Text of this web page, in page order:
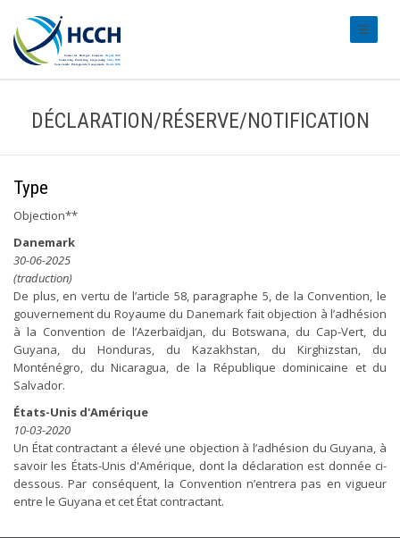
DÉCLARATION/RÉSERVE/NOTIFICATION
Type
Objection**
Danemark
30-06-2025
(traduction)
De plus, en vertu de l’article 58, paragraphe 5, de la Convention, le
gouvernement du Royaume du Danemark fait objection à l’adhésion
à la Convention de l’Azerbaïdjan, du Botswana, du Cap-Vert, du
Guyana, du Honduras, du Kazakhstan, du Kirghizstan, du
Monténégro, du Nicaragua, de la République dominicaine et du
Salvador.
États-Unis d'Amérique
10-03-2020
Un État contractant a élevé une objection à l’adhésion du Guyana, à
savoir les États-Unis d'Amérique, dont la déclaration est donnée ci-
dessous. Par conséquent, la Convention n’entrera pas en vigueur
entre le Guyana et cet État contractant.